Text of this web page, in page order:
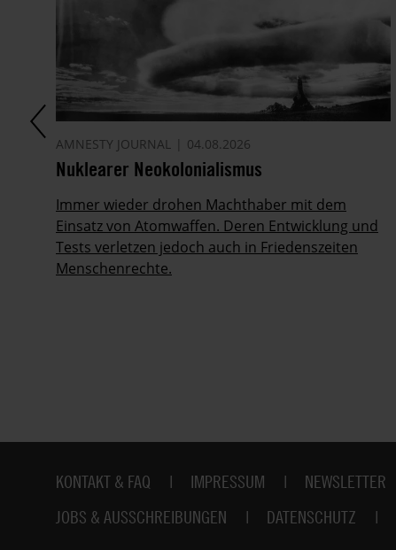
AMNESTY JOURNAL 04.08.2026
Nuklearer Neokolonialismus
Immer wieder drohen Machthaber mit dem
Einsatz von Atomwaffen. Deren Entwicklung und
Tests verletzen jedoch auch in Friedenszeiten
Menschenrechte.
Fußbereich
KONTAKT & FAQ IMPRESSUM NEWSLETTER
JOBS & AUSSCHREIBUNGEN
DATENSCHUTZ